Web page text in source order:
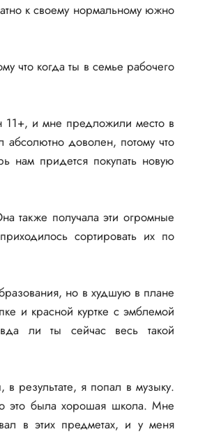
к своему нормальному южно
что когда ты в семье рабочего
11+, и мне предложили место в
доволен, потому что
нам придется покупать новую
также получала эти огромные
сортировать их по
но в худшую в плане
и красной куртке с эмблемой
ли ты сейчас весь такой
результате, я попал в музыку.
это была хорошая школа. Мне
в этих предметах, и у меня